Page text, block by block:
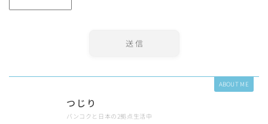
ABOUT ME
つじり
バンコクと日本の2拠点生活中